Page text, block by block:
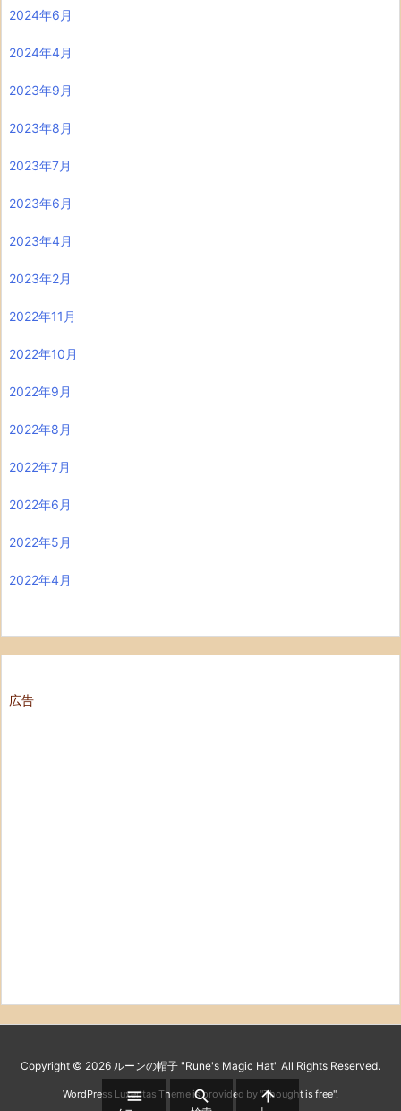
2024年6月
2024年4月
2023年9月
2023年8月
2023年7月
2023年6月
2023年4月
2023年2月
2022年11月
2022年10月
2022年9月
2022年8月
2022年7月
2022年6月
2022年5月
2022年4月
広告
Copyright © 2026 ルーンの帽子 "Rune's Magic Hat" All Rights Reserved.
WordPress Luxeritas Theme is provided by "Thought is free".
  